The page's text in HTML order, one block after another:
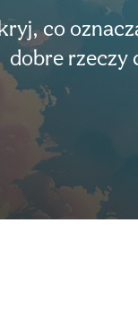
co
dobre rzeczy